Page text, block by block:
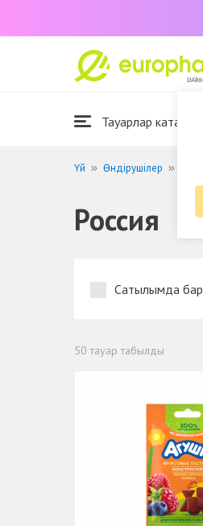
Тауарлар каталогы
Үй Өндірушілер
Россия
Сатылымда бар
50 тауар табылды